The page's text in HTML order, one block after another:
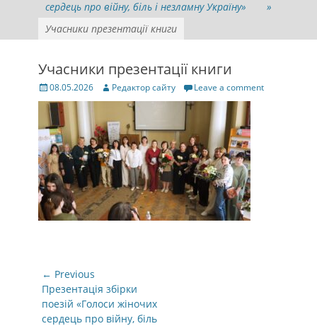
сердець про війну, біль і незламну Україну»
»
Учасники презентації книги
Учасники презентації книги
Posted
on
08.05.2026 Author
Редактор сайту Leave a comment
Навігація
записів
← Previous
Previous
post:
Презентація збірки
поезій «Голоси жіночих
сердець про війну, біль